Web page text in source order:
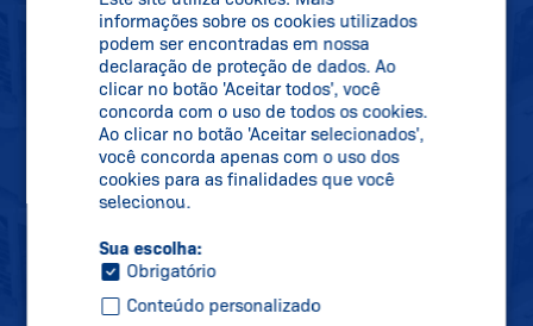
ATUALIZADO
Se inscreva em nossa newsletter e receba
todas as informações sobre novidades,
datas de feiras e novos produtos
diretamente na sua caixa de correio.
Inscreva-se
informações sobre os cookies utilizados
podem ser encontradas em nossa
declaração de proteção de dados. Ao
clicar no botão 'Aceitar todos', você
concorda com o uso de todos os cookies.
Ao clicar no botão 'Aceitar selecionados',
você concorda apenas com o uso dos
cookies para as finalidades que você
selecionou.
Sua escolha:
Obrigatório
Conteúdo personalizado